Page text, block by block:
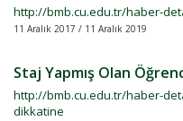
http://bmb.cu.edu.tr/haber-
11 Aralık 2017 / 11 Aralık 2019
Staj Yapmış Olan
http://bmb.cu.edu.tr/haber-
dikkatine